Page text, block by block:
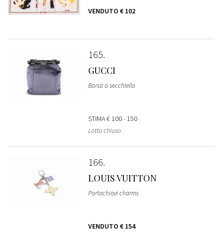
VENDUTO € 102
165
GUCCI
Borsa a secchiello
STIMA€ 100 - 150
Lotto chiuso
166
LOUIS VUITTON
Portachiavi charms
VENDUTO € 154